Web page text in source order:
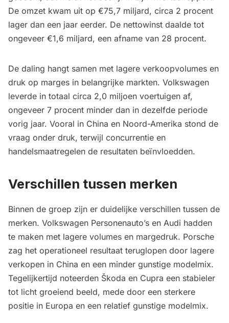
De omzet kwam uit op €75,7 miljard, circa 2 procent
lager dan een jaar eerder. De nettowinst daalde tot
ongeveer €1,6 miljard, een afname van 28 procent.
De daling hangt samen met lagere verkoopvolumes en
druk op marges in belangrijke markten. Volkswagen
leverde in totaal circa 2,0 miljoen voertuigen af,
ongeveer 7 procent minder dan in dezelfde periode
vorig jaar. Vooral in China en Noord-Amerika stond de
vraag onder druk, terwijl concurrentie en
handelsmaatregelen de resultaten beïnvloedden.
Verschillen tussen merken
Binnen de groep zijn er duidelijke verschillen tussen de
merken. Volkswagen Personenauto’s en Audi hadden
te maken met lagere volumes en margedruk. Porsche
zag het operationeel resultaat teruglopen door lagere
verkopen in China en een minder gunstige modelmix.
Tegelijkertijd noteerden Škoda en Cupra een stabieler
tot licht groeiend beeld, mede door een sterkere
positie in Europa en een relatief gunstige modelmix.